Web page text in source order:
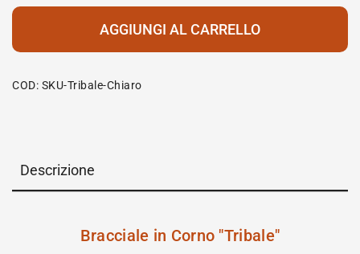
AGGIUNGI AL CARRELLO
COD: SKU-Tribale-Chiaro
Descrizione
Bracciale in Corno "Tribale"